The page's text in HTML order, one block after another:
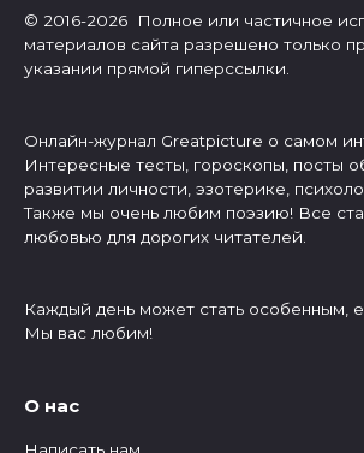
© 2016-2026 Полное или частичное
материалов сайта разрешено только
указании прямой гиперссылки.
Онлайн-журнал Greatpicture о самом
Интересные тесты, гороскопы, посты
развитии личности, эзотерике,
Также мы очень любим поэзию! Все
любовью для дорогих читателей.
Каждый день может стать особенным,
Мы вас любим!
О нас